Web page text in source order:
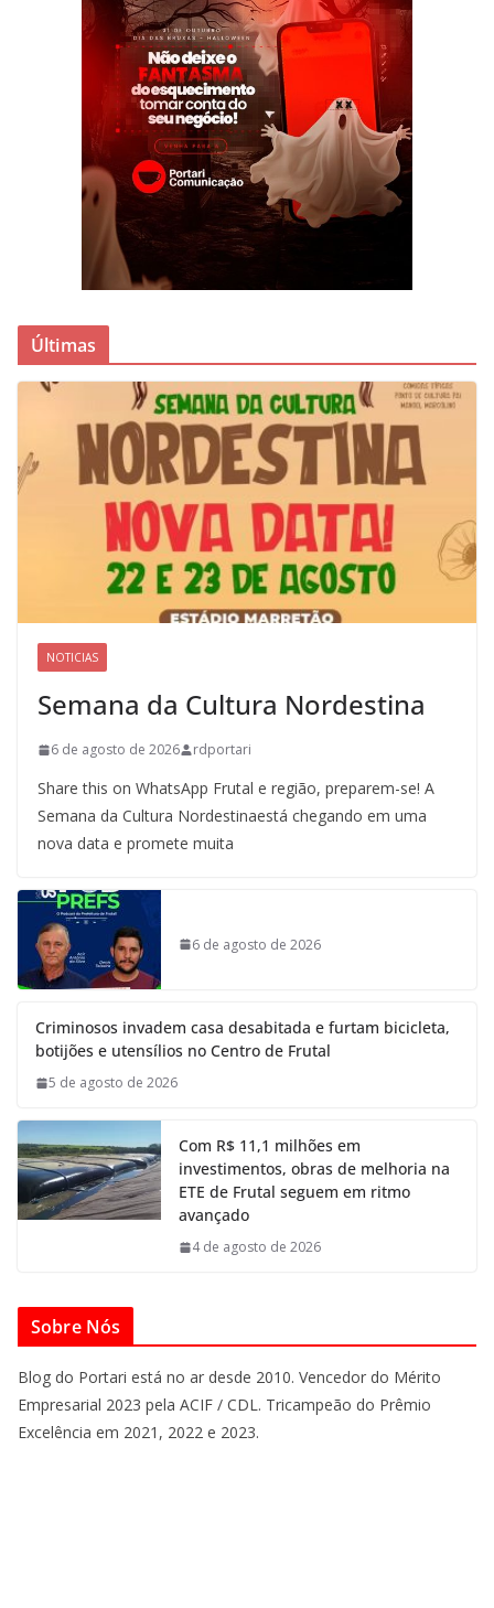
Últimas
NOTICIAS
Semana da Cultura Nordestina
6 de agosto de 2026 rdportari
Share this on WhatsApp Frutal e região, preparem-se! A
Semana da Cultura Nordestinaestá chegando em uma
nova data e promete muita
6 de agosto de 2026
Criminosos invadem casa desabitada e furtam bicicleta,
botijões e utensílios no Centro de Frutal
5 de agosto de 2026
Com R$ 11,1 milhões em
investimentos, obras de melhoria na
ETE de Frutal seguem em ritmo
avançado
4 de agosto de 2026
Sobre Nós
Blog do Portari está no ar desde 2010. Vencedor do Mérito
Empresarial 2023 pela ACIF / CDL. Tricampeão do Prêmio
Excelência em 2021, 2022 e 2023.